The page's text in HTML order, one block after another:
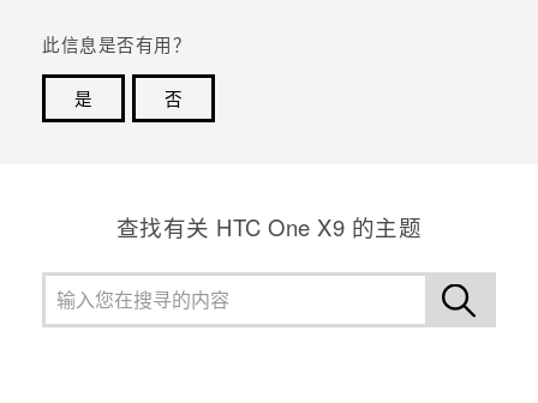
此信息是否有用？
是
否
查找有关 HTC One X9 的主题